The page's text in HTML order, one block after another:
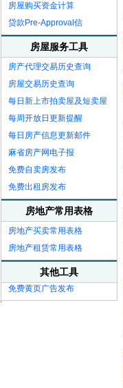
房屋购买资金计算
贷款Pre-Approval信
房屋服务工具
房产代理交易历史查询
房屋交易历史查询
每日新上市拍卖屋及短卖屋
每周开放日更新提醒
每日房产信息更新邮件
麻省房产网电子报
免费自卖房发布
免费出租房发布
房地产常用表格
房地产买卖常用表格
房地产租赁常用表格
其他工具
免费黄页广告发布